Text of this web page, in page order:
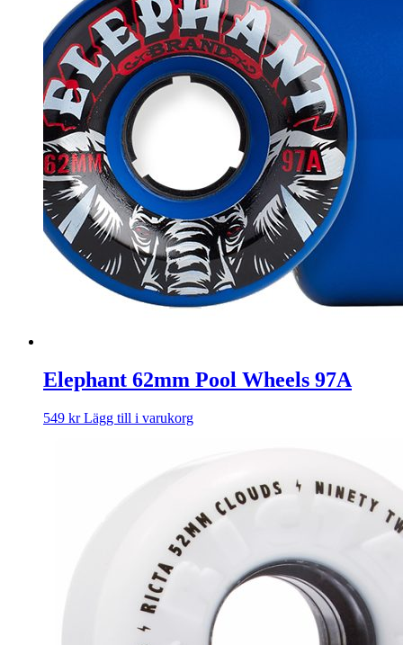
Elephant 62mm Pool Wheels 97A
549 kr Lägg till i varukorg